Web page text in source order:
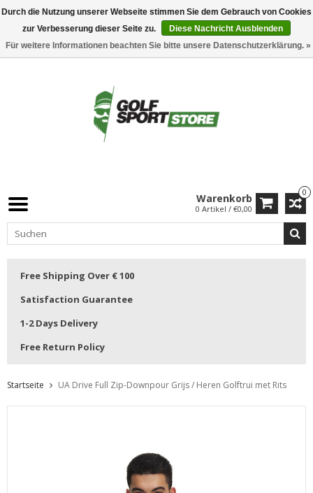
0
Warenkorb
0 Artikel / €0,00
Free Shipping Over € 100
Satisfaction Guarantee
1-2 Days Delivery
Free Return Policy
Startseite UA Drive Full Zip-Downpour Grijs / Heren Golftrui met Rits
Durch die Nutzung unserer Webseite stimmen Sie dem Gebrauch von Cookies
zur Verbesserung dieser Seite zu.
Diese Nachricht Ausblenden
Für weitere Informationen beachten Sie bitte unsere Datenschutzerklärung. »